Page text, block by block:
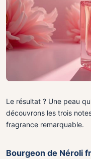
Le résultat ? Une peau
découvrons les trois
fragrance remarquable.
Bourgeon de Néroli